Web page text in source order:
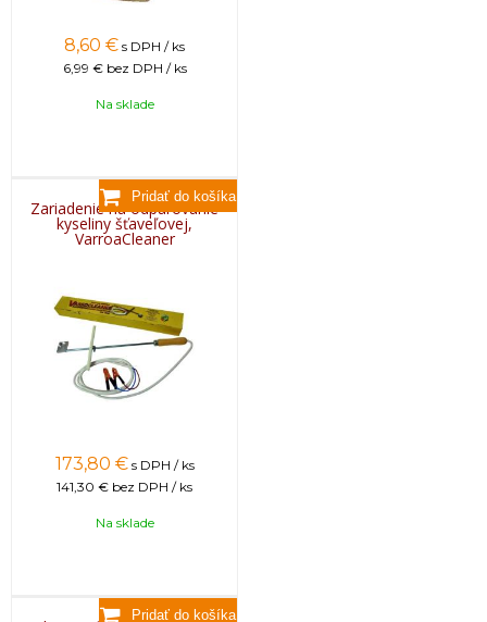
8,60 € s DPH / ks
6,99 € bez DPH / ks
Na sklade
Zariadenie na odparovanie
kyseliny šťaveľovej,
VarroaCleaner
173,80 € s DPH / ks
141,30 € bez DPH / ks
Na sklade